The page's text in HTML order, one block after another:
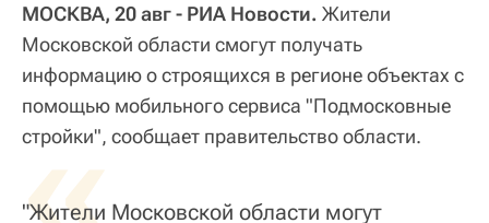
МОСКВА, 20 авг - РИА Новости. Жители
Московской области смогут получать
информацию о строящихся в регионе объектах с
помощью мобильного сервиса "Подмосковные
стройки", сообщает правительство области.
"Жители Московской области могут